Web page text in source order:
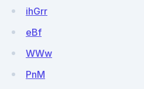
ihGrr
eBf
WWw
PnM